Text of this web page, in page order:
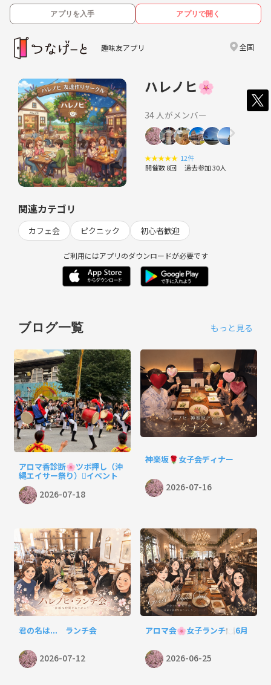
アプリを入手 アプリで開く
趣味友アプリ 全国
ハレノヒ🌸
34 人がメンバー
★★★★★ 12件
開催数 8回 過去参加 30人
関連カテゴリ
カフェ会 ピクニック 初心者歓迎
ご利用にはアプリのダウンロードが必要です
ブログ一覧 もっと見る
アロマ香診断🌸ツボ押し（沖
縄エイサー祭り）🪉イベント
2026-07-18
神楽坂🌹女子会ディナー
2026-07-16
君の名は... ランチ会
2026-07-12
アロマ会🌸女子ランチ🍽️6月
2026-06-25